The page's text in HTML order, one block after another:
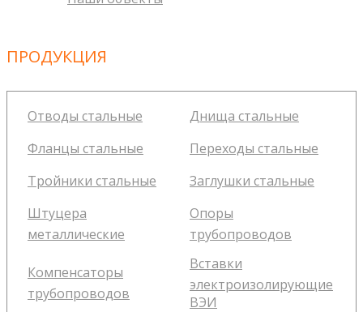
ПРОДУКЦИЯ
Отводы стальные
Днища стальные
Фланцы стальные
Переходы стальные
Тройники стальные
Заглушки стальные
Штуцера
металлические
Опоры
трубопроводов
Компенсаторы
трубопроводов
Вставки
электроизолирующие
ВЭИ